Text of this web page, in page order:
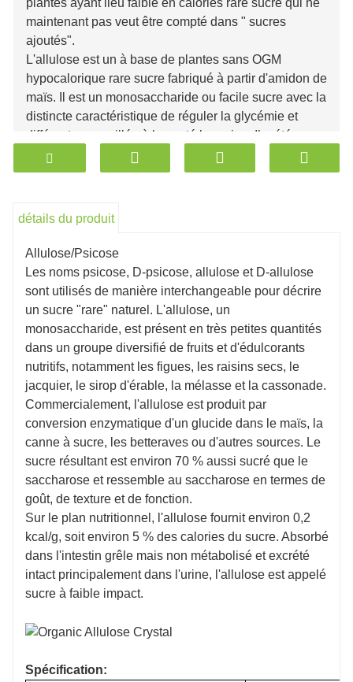
plantes ayant lieu faible en calories rare sucre qui ne
maintenant pas veut être compté dans " sucres
ajoutés".
L'allulose est un à base de plantes sans OGM
hypocalorique rare sucre fabriqué à partir d'amidon de
maïs. Il est un monosaccharide ou facile sucre avec la
distincte caractéristique de réguler la glycémie et
différente conseillée à la santé humaine. Il a été
considéré comme le plus plausible saccharose
remplacement au moyen de l'Amérique repas||
Édulcorants à faible teneur en glucides Cristal
L'allulose est un sucre rare que l'on trouve dans la nature
en très petites quantités. Ce qui le rend différent, c'est qu'il
a un goût et une texture très similaires au sucre, mais
seulement une fraction des calories. Il a Crystal Allulose et
Sirop Allulose deux types.
D Allulose est un knid de Édulcorants hypocaloriques, c'est un
choix idéal pour ceux qui cherchent à maintenir un poids santé
ainsi que pour ceux qui souffrent de diabète ou qui suivent un
régime pauvre en glucides ou céto, tout en souhaitant profiter de
l'expérience indulgente du sucre.
détails du produit
Allulose/Psicose
Les noms psicose, D-psicose, allulose et D-allulose
sont utilisés de manière interchangeable pour décrire
un sucre "rare" naturel. L'allulose, un
monosaccharide, est présent en très petites quantités
dans un groupe diversifié de fruits et d'édulcorants
nutritifs, notamment les figues, les raisins secs, le
jacquier, le sirop d'érable, la mélasse et la cassonade.
Commercialement, l'allulose est produit par
conversion enzymatique d'un glucide dans le maïs, la
canne à sucre, les betteraves ou d'autres sources. Le
sucre résultant est environ 70 % aussi sucré que le
saccharose et ressemble au saccharose en termes de
goût, de texture et de fonction.
Sur le plan nutritionnel, l'allulose fournit environ 0,2
kcal/g, soit environ 5 % des calories du sucre. Absorbé
dans l'intestin grêle mais non métabolisé et excrété
intact principalement dans l'urine, l'allulose est appelé
sucre à faible impact.
Spécification: